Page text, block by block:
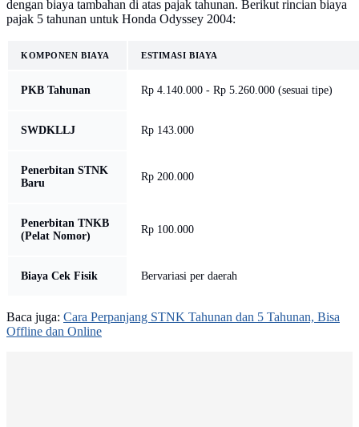
dengan biaya tambahan di atas pajak tahunan. Berikut rincian biaya
pajak 5 tahunan untuk Honda Odyssey 2004:
KOMPONEN BIAYA ESTIMASI BIAYA
PKB Tahunan Rp 4.140.000 - Rp 5.260.000 (sesuai tipe)
SWDKLLJ Rp 143.000
Penerbitan STNK
Baru
Rp 200.000
Penerbitan TNKB
(Pelat Nomor)
Rp 100.000
Biaya Cek Fisik Bervariasi per daerah
Baca juga: Cara Perpanjang STNK Tahunan dan 5 Tahunan, Bisa
Offline dan Online